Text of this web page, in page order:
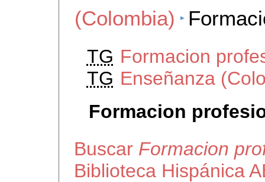
(Colombia)
TG Formacion
TG Enseñanza
Formacion
Buscar Formacion
Biblioteca Hispánica